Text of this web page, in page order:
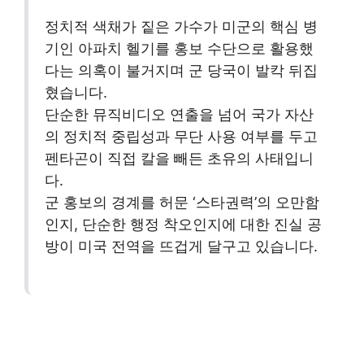
정치적 색채가 짙은 가수가 미군의 핵심 병
기인 아파치 헬기를 홍보 수단으로 활용했
다는 의혹이 불거지며 군 당국이 발칵 뒤집
혔습니다.
단순한 뮤직비디오 연출을 넘어 국가 자산
의 정치적 중립성과 무단 사용 여부를 두고
펜타곤이 직접 칼을 빼든 초유의 사태입니
다.
군 홍보의 경계를 허문 ‘스타권력’의 오만함
인지, 단순한 행정 착오인지에 대한 진실 공
방이 미국 전역을 뜨겁게 달구고 있습니다.